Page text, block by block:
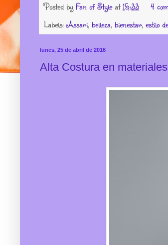
Posted by Fan of Style at15:33
4
Labels:Assari, belleza, bienestar, estilo
lunes, 25 de abril de 2016
Alta Costura en